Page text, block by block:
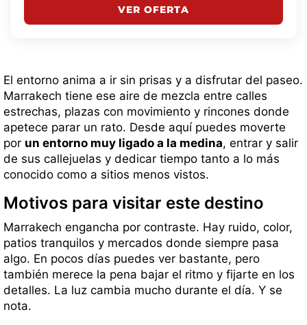
VER OFERTA
El entorno anima a ir sin prisas y a disfrutar del paseo.
Marrakech tiene ese aire de mezcla entre calles
estrechas, plazas con movimiento y rincones donde
apetece parar un rato. Desde aquí puedes moverte
por un entorno muy ligado a la medina, entrar y salir
de sus callejuelas y dedicar tiempo tanto a lo más
conocido como a sitios menos vistos.
Motivos para visitar este destino
Marrakech engancha por contraste. Hay ruido, color,
patios tranquilos y mercados donde siempre pasa
algo. En pocos días puedes ver bastante, pero
también merece la pena bajar el ritmo y fijarte en los
detalles. La luz cambia mucho durante el día. Y se
nota.